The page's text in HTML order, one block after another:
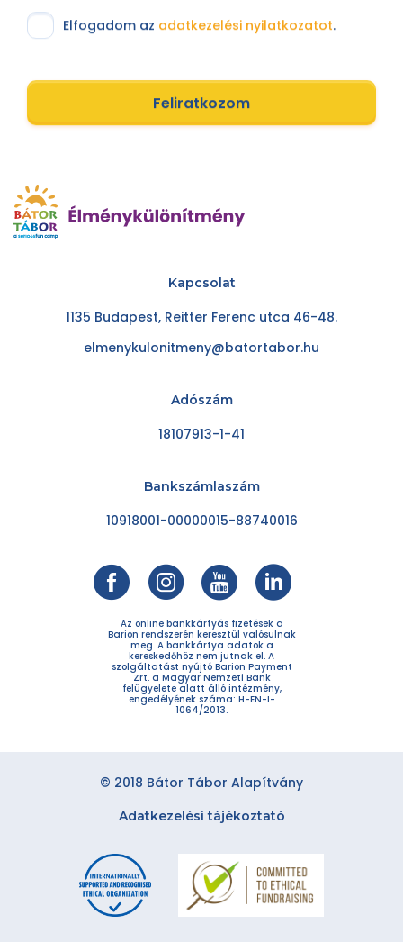
Elfogadom az adatkezelési nyilatkozatot.
Feliratkozom
Kapcsolat
1135 Budapest, Reitter Ferenc utca 46-48.
elmenykulonitmeny@batortabor.hu
Adószám
18107913-1-41
Bankszámlaszám
10918001-00000015-88740016
Az online bankkártyás fizetések a
Barion rendszerén keresztül valósulnak
meg. A bankkártya adatok a
kereskedőhöz nem jutnak el. A
szolgáltatást nyújtó Barion Payment
Zrt. a Magyar Nemzeti Bank
felügyelete alatt álló intézmény,
engedélyének száma: H-EN-I-
1064/2013.
© 2018 Bátor Tábor Alapítvány
Adatkezelési tájékoztató